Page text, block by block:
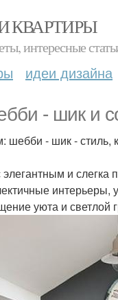
КВАРТИРЫ
интересные
идеи дизайна
- шик и
шебби - шик -
и
уюта и